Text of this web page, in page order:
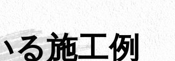
る施工例